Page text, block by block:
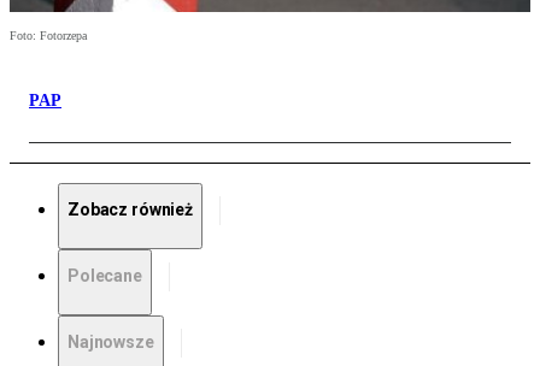
Foto: Fotorzepa
PAP
Zobacz również
Polecane
Najnowsze